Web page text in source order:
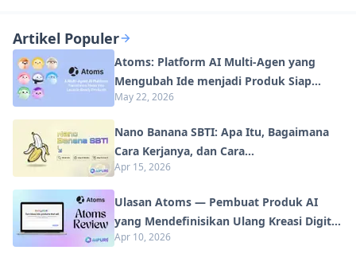
Artikel Populer
Atoms: Platform AI Multi-Agen yang
Mengubah Ide menjadi Produk Siap
Diluncurkan
May 22, 2026
Nano Banana SBTI: Apa Itu, Bagaimana
Cara Kerjanya, dan Cara
Menggunakannya di Tahun 2026
Apr 15, 2026
Ulasan Atoms — Pembuat Produk AI
yang Mendefinisikan Ulang Kreasi Digital
di Tahun 2026
Apr 10, 2026